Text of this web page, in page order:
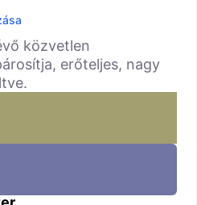
közvetlen
erőteljes, nagy